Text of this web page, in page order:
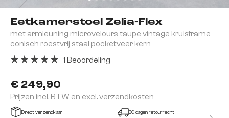
Eetkamerstoel Zelia-Flex
met armleuning microvelours taupe vintage kruisframe
conisch roestvrij staal pocketveer kern
€ 249,90
Prijzen incl. BTW en excl. verzendkosten
1 Beoordeling
Direct verzendklaar 30 dagen retourrecht